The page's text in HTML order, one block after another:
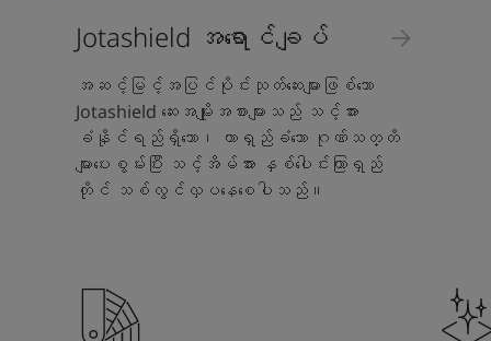
Jotashield အရောင်ချပ်
အဆင့်မြင့်အပြင်ပိုင်းသုတ်ဆေးများဖြစ်သော
Jotashield ဆေးအမျိုးအစားများသည် သင့်အား
ခံနိုင်ရည်ရှိသော၊ တာရှည်ခံသော ဂုဏ်သတ္တိ
များပေးစွမ်းပြီး သင့်အိမ်အား နှစ်ပေါင်းကြာရှည်
တိုင် သစ်လွင်လှပနေစေပါသည်။